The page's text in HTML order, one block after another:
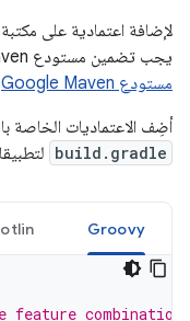
لإضافة اعتمادية على
يجب تضمين مستودع Google Maven في مشروعك. يمكنك قراءة
مستودع Google Maven
أضِف الاعتماديات الخاصة
build.gradle
Groovy